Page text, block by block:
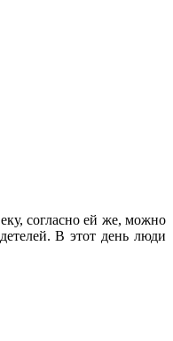
согласно ей же, можно
В этот день люди